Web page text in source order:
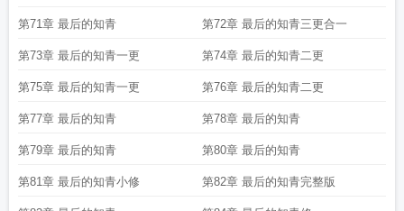
第71章 最后的知青 第72章 最后的知青三更合一
第73章 最后的知青一更 第74章 最后的知青二更
第75章 最后的知青一更 第76章 最后的知青二更
第77章 最后的知青 第78章 最后的知青
第79章 最后的知青 第80章 最后的知青
第81章 最后的知青小修 第82章 最后的知青完整版